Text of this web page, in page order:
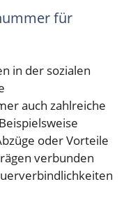
für
in der sozialen
auch zahlreiche
oder Vorteile
verbunden